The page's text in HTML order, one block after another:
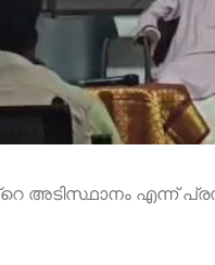
അടിസ്ഥാനം എന്ന്